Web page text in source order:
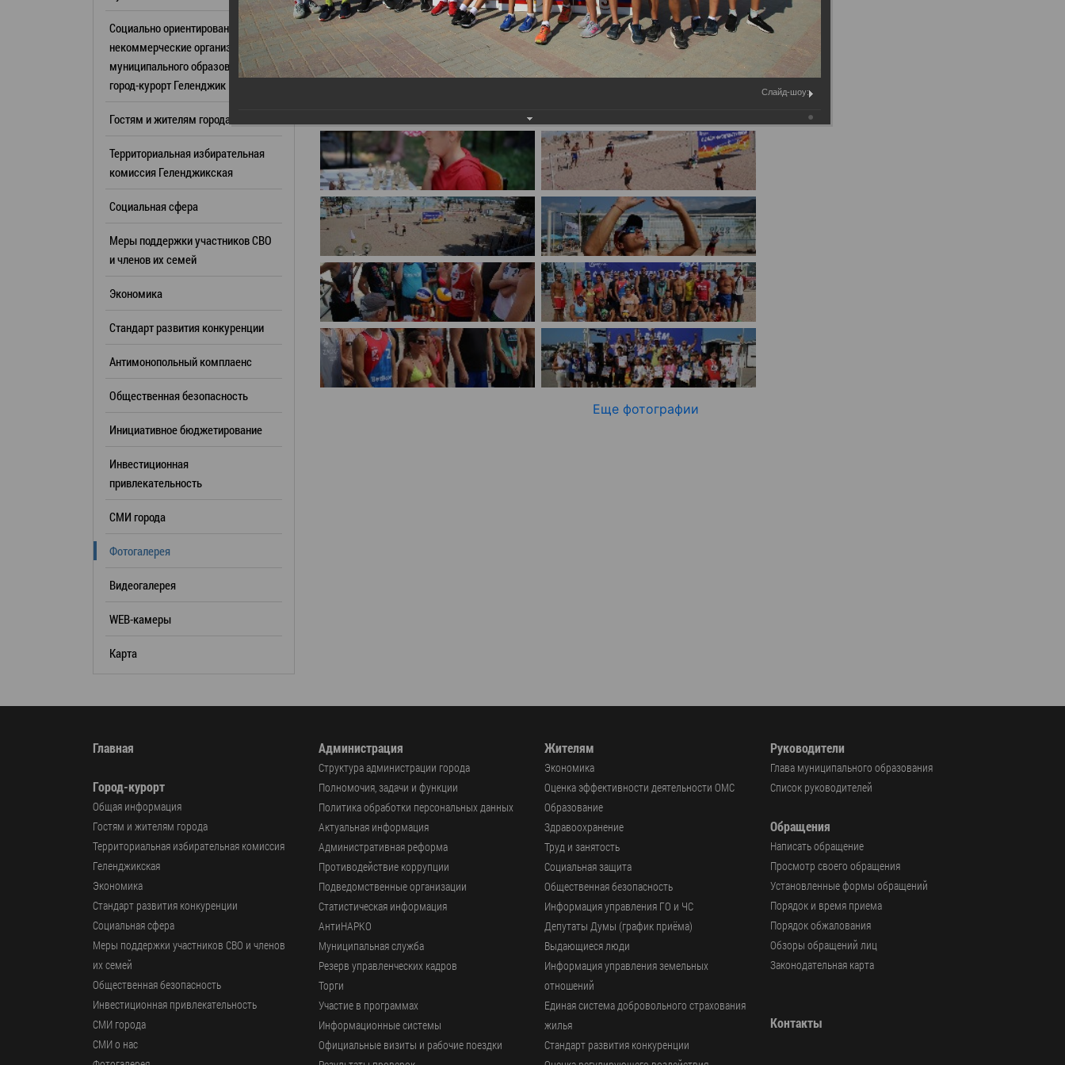
Антимонопольный комплаенс
Общественная безопасность
Инициативное бюджетирование
Инвестиционная
РУКОВОДИТЕЛИ
Список руководителей
Резерв управленческих кадров
Торги
Сведения о нестационарных
субъектов МСП
Участие в программах
Проектная деятельность
Информационные системы
Официальные визиты и рабочие
поездки
Результаты проверок
Профсоюзные организации
имуществе и обязательствах
имущественного характера
План работы и график сессий
Написать обращение
Просмотр своего обращения
Установленные формы
обращений
Порядок и время приема
Порядок обжалования
Обзоры обращений лиц
Законодательная карта
Порядок оказания бесплатной
юридической помощи
Региональный государственный
Документы о выявлении
Социально ориентированные
некоммерческие организации
муниципального образования
город-курорт Геленджик
Гостям и жителям города
Территориальная избирательная
комиссия Геленджикcкая
Социальная сфера
Меры поддержки участников СВО
и членов их семей
Экономика
Стандарт развития конкуренции
Антимонопольный комплаенс
Общественная безопасность
Инициативное бюджетирование
Инвестиционная
привлекательность
СМИ города
Фотогалерея
Видеогалерея
WEB-камеры
Карта
Еще фотографии
Главная
Город-курорт
Общая информация
Гостям и жителям города
Территориальная избирательная комиссия
Геленджикcкая
Экономика
Стандарт развития конкуренции
Социальная сфера
Меры поддержки участников СВО и членов
их семей
Общественная безопасность
Инвестиционная привлекательность
СМИ города
СМИ о нас
Администрация
Структура администрации города
Полномочия, задачи и функции
Политика обработки персональных данных
Актуальная информация
Административная реформа
Противодействие коррупции
Подведомственные организации
Статистическая информация
АнтиНАРКО
Муниципальная служба
Резерв управленческих кадров
Торги
Участие в программах
Информационные системы
Официальные визиты и рабочие поездки
Жителям
Экономика
Оценка эффективности деятельности ОМС
Образование
Здравоохранение
Труд и занятость
Социальная защита
Общественная безопасность
Информация управления ГО и ЧС
Депутаты Думы (график приёма)
Выдающиеся люди
Информация управления земельных
отношений
Единая система добровольного страхования
жилья
Стандарт развития конкуренции
Руководители
Глава муниципального образования
Список руководителей
Обращения
Написать обращение
Просмотр своего обращения
Установленные формы обращений
Порядок и время приема
Порядок обжалования
Обзоры обращений лиц
Законодательная карта
Контакты
Слайд-шоу: